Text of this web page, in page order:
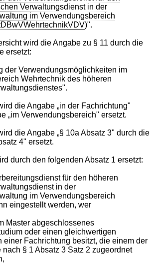
Verwaltungsdienst in der
im Verwendungsbereich
)".
wird die Angabe zu § 11 durch die
ersetzt:
der Verwendungsmöglichkeiten im
Wehrtechnik des höheren
die Angabe „in der Fachrichtung"
„im Verwendungsbereich" ersetzt.
die Angabe „§ 10a Absatz 3" durch die
4" ersetzt.
durch den folgenden Absatz 1 ersetzt:
für den höheren
in der
im Verwendungsbereich
eingestellt werden, wer
Master abgeschlossenes
oder einen gleichwertigen
einer Fachrichtung besitzt, die einem der
nach § 1 Absatz 3 Satz 2 zugeordnet